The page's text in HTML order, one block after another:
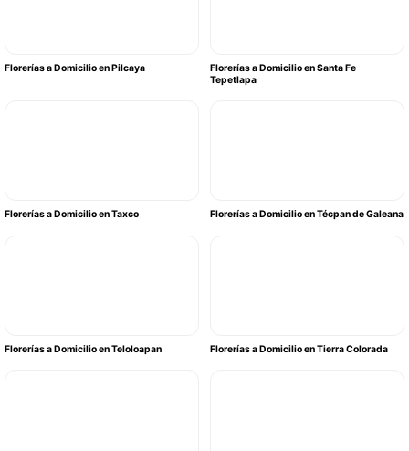
Florerías a Domicilio en Pilcaya
Florerías a Domicilio en Santa Fe
Tepetlapa
Florerías a Domicilio en Taxco Florerías a Domicilio en Técpan de Galeana
Florerías a Domicilio en Teloloapan Florerías a Domicilio en Tierra Colorada